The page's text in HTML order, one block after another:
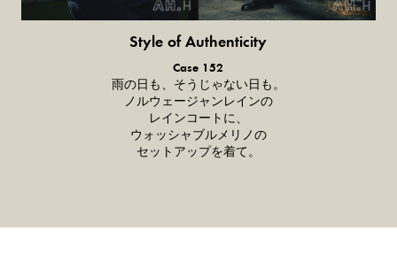
Style of Authenticity
普通の服、普通のスタイル。
Case 152
雨の日も、そうじゃない日も。
ノルウェージャンレインの
レインコートに、
ウォッシャブルメリノの
セットアップを着て。